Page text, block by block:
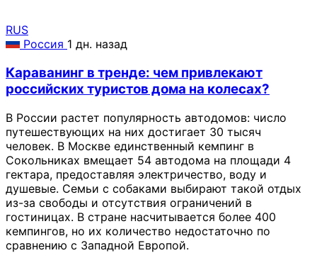
RUS
Россия 1 дн. назад
Караванинг в тренде: чем привлекают
российских туристов дома на колесах?
В России растет популярность автодомов: число
путешествующих на них достигает 30 тысяч
человек. В Москве единственный кемпинг в
Сокольниках вмещает 54 автодома на площади 4
гектара, предоставляя электричество, воду и
душевые. Семьи с собаками выбирают такой отдых
из-за свободы и отсутствия ограничений в
гостиницах. В стране насчитывается более 400
кемпингов, но их количество недостаточно по
сравнению с Западной Европой.